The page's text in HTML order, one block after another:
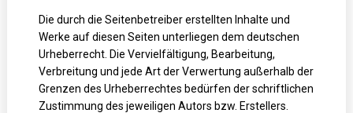
Die durch die Seitenbetreiber erstellten Inhalte und
Werke auf diesen Seiten unterliegen dem deutschen
Urheberrecht. Die Vervielfältigung, Bearbeitung,
Verbreitung und jede Art der Verwertung außerhalb der
Grenzen des Urheberrechtes bedürfen der schriftlichen
Zustimmung des jeweiligen Autors bzw. Erstellers.